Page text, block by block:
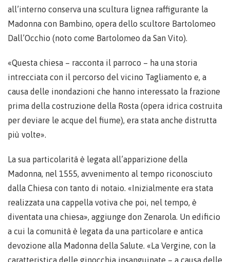
all’interno conserva una scultura lignea raffigurante la
Madonna con Bambino, opera dello scultore Bartolomeo
Dall’Occhio (noto come Bartolomeo da San Vito).
«Questa chiesa – racconta il parroco – ha una storia
intrecciata con il percorso del vicino Tagliamento e, a
causa delle inondazioni che hanno interessato la frazione
prima della costruzione della Rosta (opera idrica costruita
per deviare le acque del fiume), era stata anche distrutta
più volte».
La sua particolarità è legata all’apparizione della
Madonna, nel 1555, avvenimento al tempo riconosciuto
dalla Chiesa con tanto di notaio. «Inizialmente era stata
realizzata una cappella votiva che poi, nel tempo, è
diventata una chiesa», aggiunge don Zenarola. Un edificio
a cui la comunità è legata da una particolare e antica
devozione alla Madonna della Salute. «La Vergine, con la
caratteristica delle ginocchia insanguinate – a causa delle